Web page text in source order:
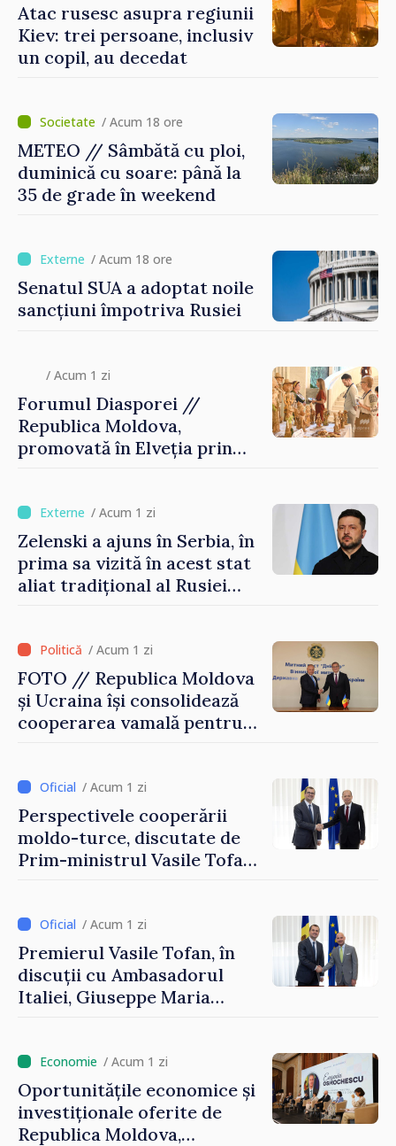
Atac rusesc asupra regiunii
Kiev: trei persoane, inclusiv
un copil, au decedat
/ Acum 18 ore
METEO // Sâmbătă cu ploi,
duminică cu soare: până la
35 de grade în weekend
/ Acum 18 ore
Senatul SUA a adoptat noile
sancțiuni împotriva Rusiei
/ Acum 1 zi
Forumul Diasporei //
Republica Moldova,
promovată în Elveția prin
/ Acum 1 zi
Zelenski a ajuns în Serbia, în
prima sa vizită în acest stat
aliat tradițional al Rusiei
/ Acum 1 zi
FOTO // Republica Moldova
și Ucraina își consolidează
cooperarea vamală pentru
Reuniune la Moghiliov-
Podolsk
/ Acum 1 zi
Perspectivele cooperării
moldo-turce, discutate de
Prim-ministrul Vasile Tofan
/ Acum 1 zi
Premierul Vasile Tofan, în
discuții cu Ambasadorul
Italiei, Giuseppe Maria
/ Acum 1 zi
Oportunitățile economice și
investiționale oferite de
Republica Moldova,